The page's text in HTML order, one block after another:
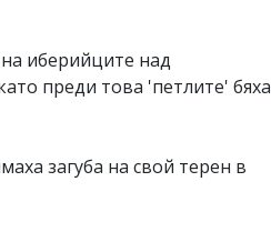
иберийците над
преди това 'петлите' бяха
загуба на свой терен в